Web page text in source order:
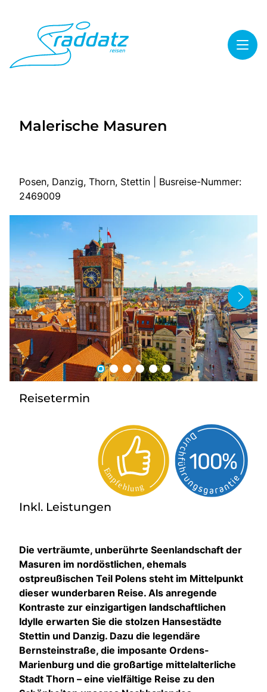
Highlights
Mehrtagesreisen
Tagesreisen
Bus anmieten
Service
Kontakt
Malerische Masuren
Posen, Danzig, Thorn, Stettin | Busreise-Nummer:
2469009
Reisetermin
Inkl. Leistungen
Die verträumte, unberührte Seenlandschaft der
Masuren im nordöstlichen, ehemals
ostpreußischen Teil Polens steht im Mittelpunkt
dieser wunderbaren Reise. Als anregende
Kontraste zur einzigartigen landschaftlichen
Idylle erwarten Sie die stolzen Hansestädte
Stettin und Danzig. Dazu die legendäre
Bernsteinstraße, die imposante Ordens-
Marienburg und die großartige mittelalterliche
Stadt Thorn – eine vielfältige Reise zu den